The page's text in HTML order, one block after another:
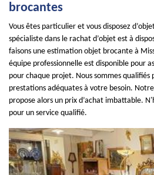
brocantes
Vous êtes particulier et vous disposez
spécialiste dans le rachat d’objet est à
faisons une estimation objet brocante à
équipe professionnelle est disponible pour
pour chaque projet. Nous sommes qualifiés
prestations adéquates à votre besoin.
propose alors un prix d’achat imbattable.
pour un service qualifié.